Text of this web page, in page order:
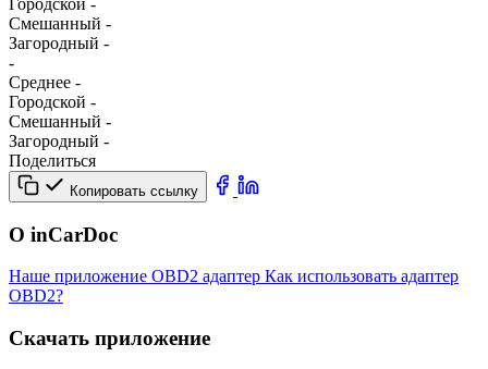
Городской -
Смешанный -
Загородный -
-
Среднее -
Городской -
Смешанный -
Загородный -
Поделиться
Копировать ссылку
О inCarDoc
Наше приложение OBD2 адаптер Как использовать адаптер
OBD2?
Скачать приложение